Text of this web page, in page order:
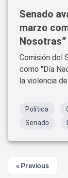
Senado
marzo
Nosotras”
Comisión del
como "Día
la violencia
Política
Senado
« Previous